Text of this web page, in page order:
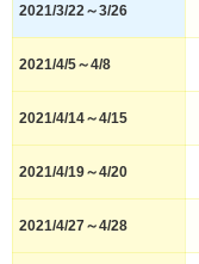
2021/3/22～3/26
2021/4/5～4/8
2021/4/14～4/15
2021/4/19～4/20
2021/4/27～4/28